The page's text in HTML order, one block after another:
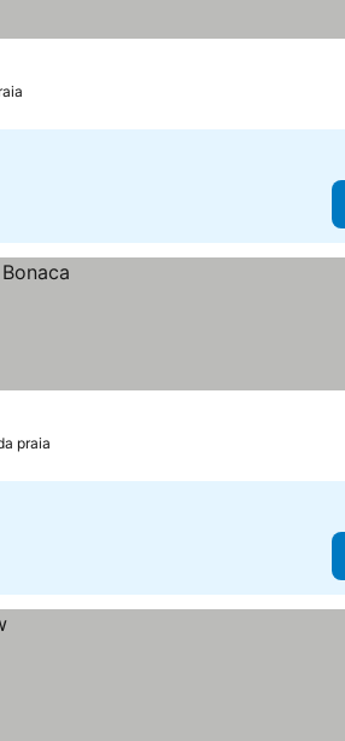
praia